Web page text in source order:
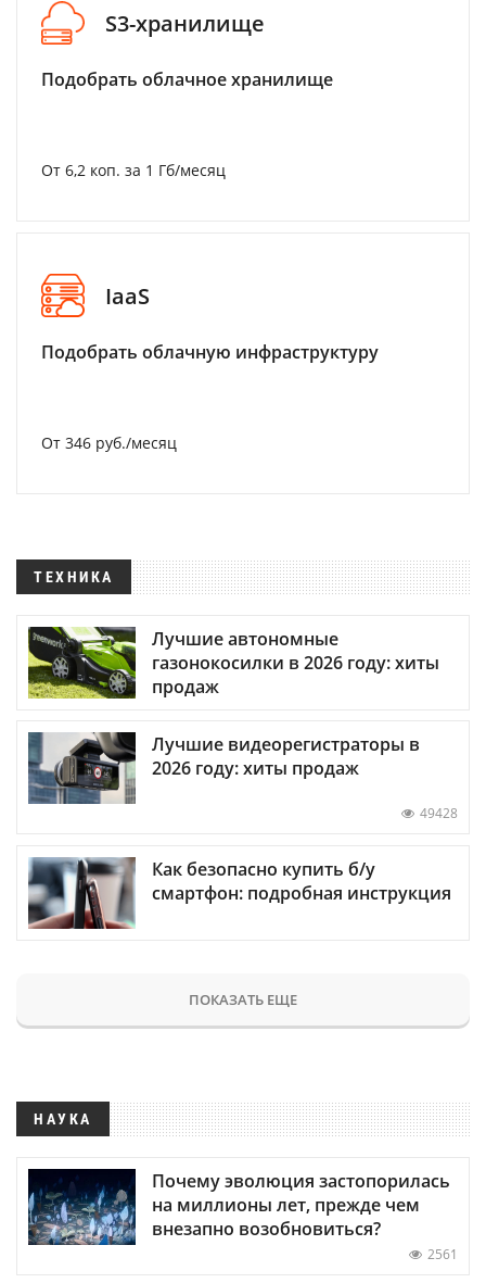
S3-хранилище
Подобрать облачное хранилище
От 6,2 коп. за 1 Гб/месяц
IaaS
Подобрать облачную инфраструктуру
От 346 руб./месяц
ТЕХНИКА
Лучшие автономные
газонокосилки в 2026 году: хиты
продаж
Лучшие видеорегистраторы в
2026 году: хиты продаж
49428
Как безопасно купить б/у
смартфон: подробная инструкция
ПОКАЗАТЬ ЕЩЕ
НАУКА
Почему эволюция застопорилась
на миллионы лет, прежде чем
внезапно возобновиться?
2561